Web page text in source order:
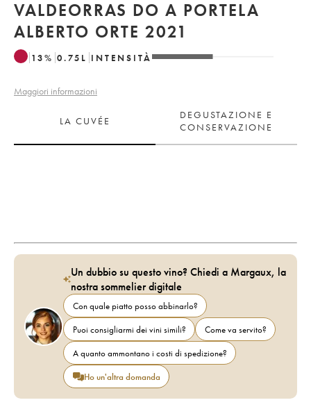
VALDEORRAS DO A PORTELA
ALBERTO ORTE 2021
13% 0.75 L INTENSITÀ
Maggiori informazioni
LA CUVÉE
DEGUSTAZIONE E
CONSERVAZIONE
Un dubbio su questo vino? Chiedi a Margaux, la
nostra sommelier digitale
Con quale piatto posso abbinarlo?
Puoi consigliarmi dei vini simili?
Come va servito?
A quanto ammontano i costi di spedizione?
Ho un'altra domanda